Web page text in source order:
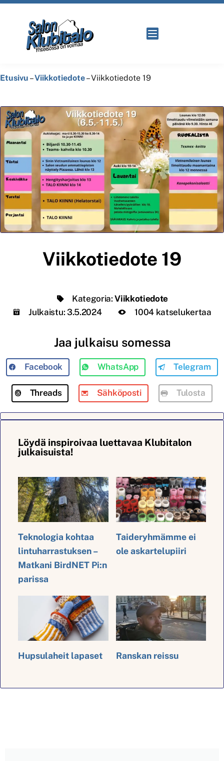
Etusivu –Viikkotiedote–Viikkotiedote 19
Viikkotiedote 19
Kategoria: Viikkotiedote
Julkaistu: 3.5.2024 1004 katselukertaa
Jaa julkaisu somessa
Facebook WhatsApp Telegram
Threads Sähköposti Tulosta
Löydä inspiroivaa luettavaa Klubitalon
julkaisuista!
Teknologia kohtaa
lintuharrastuksen –
Matkani BirdNET Pi:n
parissa
Taideryhmämme ei
ole askartelupiiri
Hupsulaheit lapaset Ranskan reissu